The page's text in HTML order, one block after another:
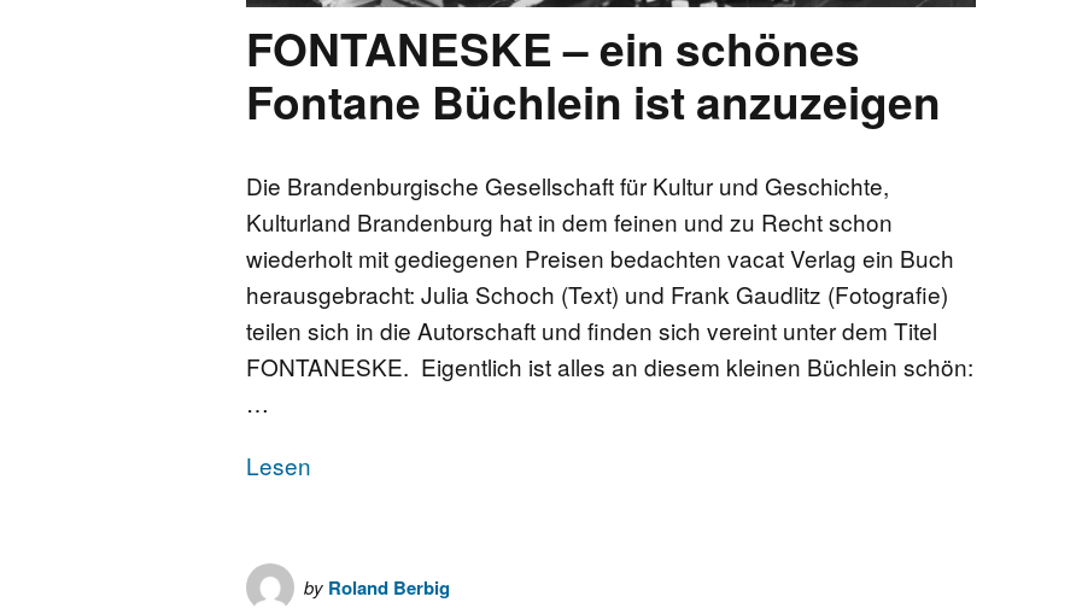
FONTANE-ORTE
FONTANE-PROJEKTE
FONTANESKE – ein schönes
Fontane Büchlein ist anzuzeigen
Die Brandenburgische Gesellschaft für Kultur und Geschichte,
Kulturland Brandenburg hat in dem feinen und zu Recht schon
wiederholt mit gediegenen Preisen bedachten vacat Verlag ein Buch
herausgebracht: Julia Schoch (Text) und Frank Gaudlitz (Fotografie)
teilen sich in die Autorschaft und finden sich vereint unter dem Titel
FONTANESKE. Eigentlich ist alles an diesem kleinen Büchlein schön:
…
Lesen
by Roland Berbig